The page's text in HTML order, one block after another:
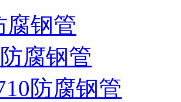
腐钢管
腐钢管
防腐钢管